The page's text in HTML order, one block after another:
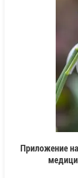
Приложение